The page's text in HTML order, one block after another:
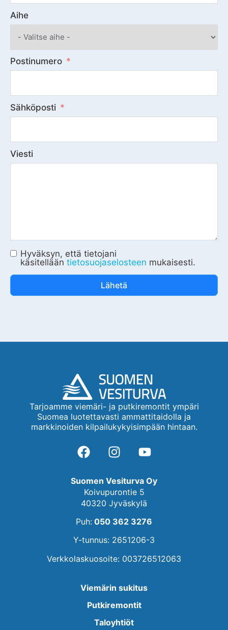
Aihe
Postinumero
Sähköposti
Viesti
Hyväksyn, että tietojani
käsitellään tietosuojaselosteen mukaisesti.
Lähetä
Tarjoamme viemäri- ja putkiremontit ympäri
Suomea luotettavasti ammattitaidolla ja
markkinoiden kilpailukykyisimpään hintaan.
Suomen Vesiturva Oy
Koivupurontie 5
40320 Jyväskylä
Puh: 050 362 3276
Y-tunnus: 2651206-3
Verkkolaskuosoite: 003726512063
Viemärin sukitus
Putkiremontit
Taloyhtiöt